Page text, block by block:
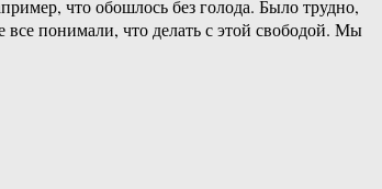
что обошлось без голода. Было трудно,
все понимали, что делать с этой свободой. Мы